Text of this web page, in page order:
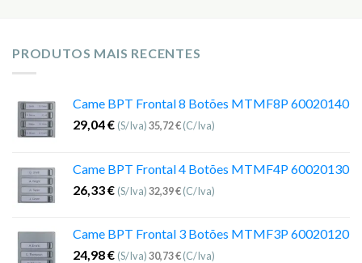
PRODUTOS MAIS RECENTES
Came BPT Frontal 8 Botões MTMF8P 60020140
29,04€ (S/Iva)35,72€(C/Iva)
Came BPT Frontal 4 Botões MTMF4P 60020130
26,33€ (S/Iva)32,39€(C/Iva)
Came BPT Frontal 3 Botões MTMF3P 60020120
24,98€ (S/Iva)30,73€(C/Iva)